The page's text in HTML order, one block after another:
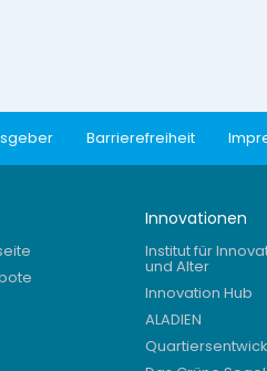
Barrierefreiheit
Innovationen
Institut für
und Alter
Innovation Hub
ALADIEN